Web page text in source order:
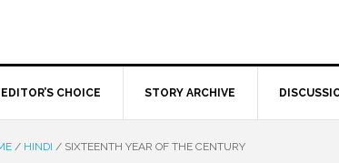
EDITOR’S CHOICE STORY ARCHIVE
/ HINDI / SIXTEENTH YEAR OF THE CENTURY